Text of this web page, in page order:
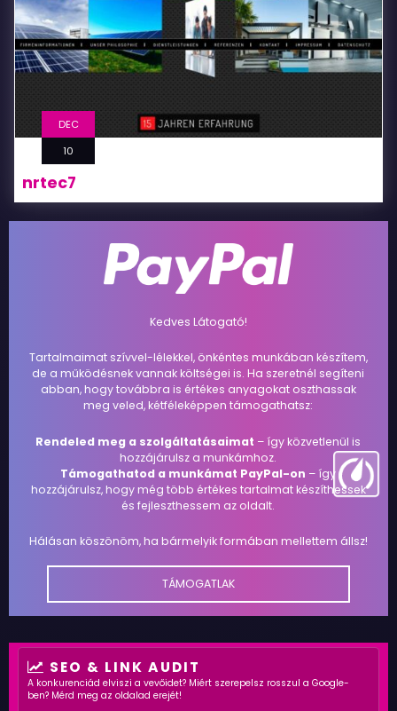
DEC
10
nrtec7
Kedves Látogató!
Tartalmaimat szívvel-lélekkel, önkéntes munkában készítem,
de a működésnek vannak költségei is. Ha szeretnél segíteni
abban, hogy továbbra is értékes anyagokat oszthassak
meg veled, kétféleképpen támogathatsz:
Rendeled meg a szolgáltatásaimat – így közvetlenül is
hozzájárulsz a munkámhoz.
Támogathatod a munkámat PayPal-on – így
hozzájárulsz, hogy még több értékes tartalmat készíthessek
és fejleszthessem az oldalt.
Hálásan köszönöm, ha bármelyik formában mellettem állsz!
TÁMOGATLAK
SEO & LINK AUDIT
A konkurenciád elviszi a vevőidet? Miért szerepelsz rosszul a Google-
ben? Mérd meg az oldalad erejét!